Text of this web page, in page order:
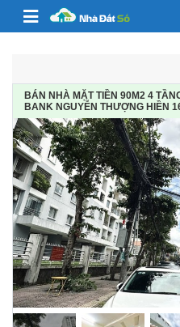
Skip to content
BÁN NHÀ MẶT TIỀN 90M2 4
BANK NGUYỄN THƯỢNG HIỀN